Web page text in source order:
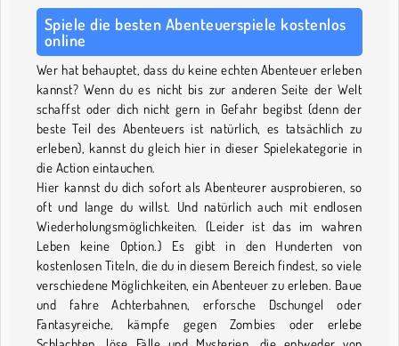
Spiele die besten Abenteuerspiele kostenlos
online
Wer hat behauptet, dass du keine echten Abenteuer erleben
kannst? Wenn du es nicht bis zur anderen Seite der Welt
schaffst oder dich nicht gern in Gefahr begibst (denn der
beste Teil des Abenteuers ist natürlich, es tatsächlich zu
erleben), kannst du gleich hier in dieser Spielekategorie in
die Action eintauchen.
Hier kannst du dich sofort als Abenteurer ausprobieren, so
oft und lange du willst. Und natürlich auch mit endlosen
Wiederholungsmöglichkeiten. (Leider ist das im wahren
Leben keine Option.) Es gibt in den Hunderten von
kostenlosen Titeln, die du in diesem Bereich findest, so viele
verschiedene Möglichkeiten, ein Abenteuer zu erleben. Baue
und fahre Achterbahnen, erforsche Dschungel oder
Fantasyreiche, kämpfe gegen Zombies oder erlebe